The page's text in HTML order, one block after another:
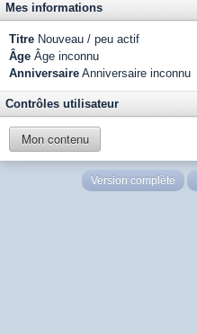
Mes informations
Titre Nouveau / peu actif
Âge Âge inconnu
Anniversaire Anniversaire inconnu
Contrôles utilisateur
Mon contenu
Version complète